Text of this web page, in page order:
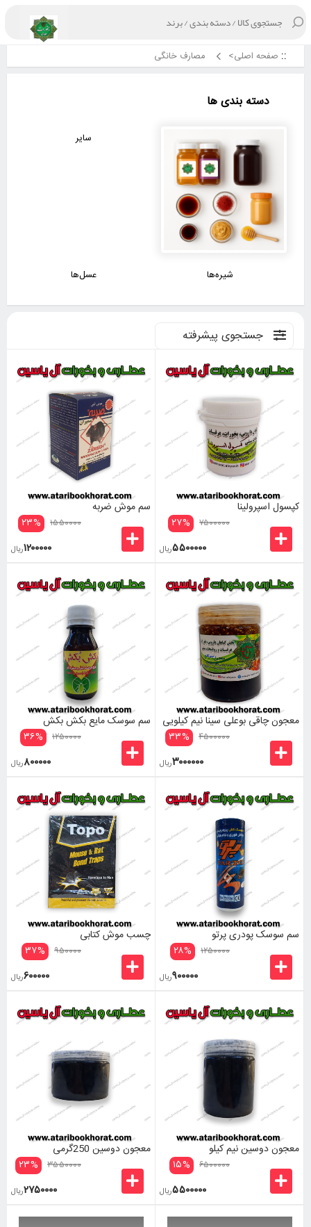
صفحه اصلی> مصارف خانگی
دسته بندی ها
سایر
شیره‌ها عسل‌ها
جستجوی پیشرفته
کپسول اسپرولینا
۷۵۰۰۰۰۰ ۲۷%
۵۵۰۰۰۰۰ریال
سم موش ضربه
۱۵۵۰۰۰۰ ۲۳%
۱۲۰۰۰۰۰ریال
معجون چاقی بوعلی سینا نیم کیلویی
۴۵۰۰۰۰۰ ۳۳%
۳۰۰۰۰۰۰ریال
سم سوسک مایع بکش بکش
۱۲۵۰۰۰۰ ۳۶%
۸۰۰۰۰۰ریال
سم سوسک پودری پرتو
۱۲۵۰۰۰۰ ۲۸%
۹۰۰۰۰۰ریال
چسب موش کتابی
۹۵۰۰۰۰ ۳۷%
۶۰۰۰۰۰ریال
معجون دوسین نیم کیلو
۶۵۰۰۰۰۰ ۱۵%
۵۵۰۰۰۰۰ریال
معجون دوسین 250گرمی
۳۵۵۰۰۰۰ ۲۳%
۲۷۵۰۰۰۰ریال